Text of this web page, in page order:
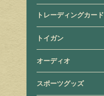
トレーディングカード
トイガン
オーディオ
スポーツグッズ